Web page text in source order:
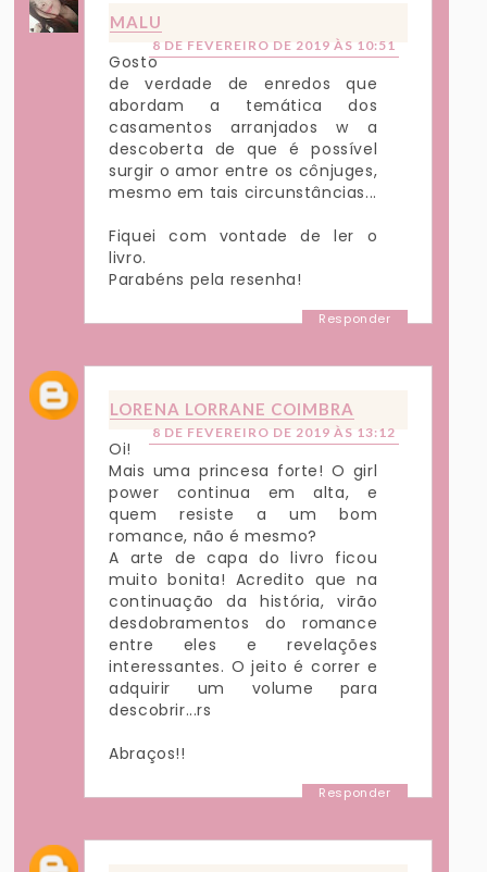
MALU
8 DE FEVEREIRO DE 2019 ÀS 10:51
Gosto
de verdade de enredos que
abordam a temática dos
casamentos arranjados w a
descoberta de que é possível
surgir o amor entre os cônjuges,
mesmo em tais circunstâncias...
Fiquei com vontade de ler o
livro.
Parabéns pela resenha!
Responder
LORENA LORRANE COIMBRA
8 DE FEVEREIRO DE 2019 ÀS 13:12
Oi!
Mais uma princesa forte! O girl
power continua em alta, e
quem resiste a um bom
romance, não é mesmo?
A arte de capa do livro ficou
muito bonita! Acredito que na
continuação da história, virão
desdobramentos do romance
entre eles e revelações
interessantes. O jeito é correr e
adquirir um volume para
descobrir...rs
Abraços!!
Responder